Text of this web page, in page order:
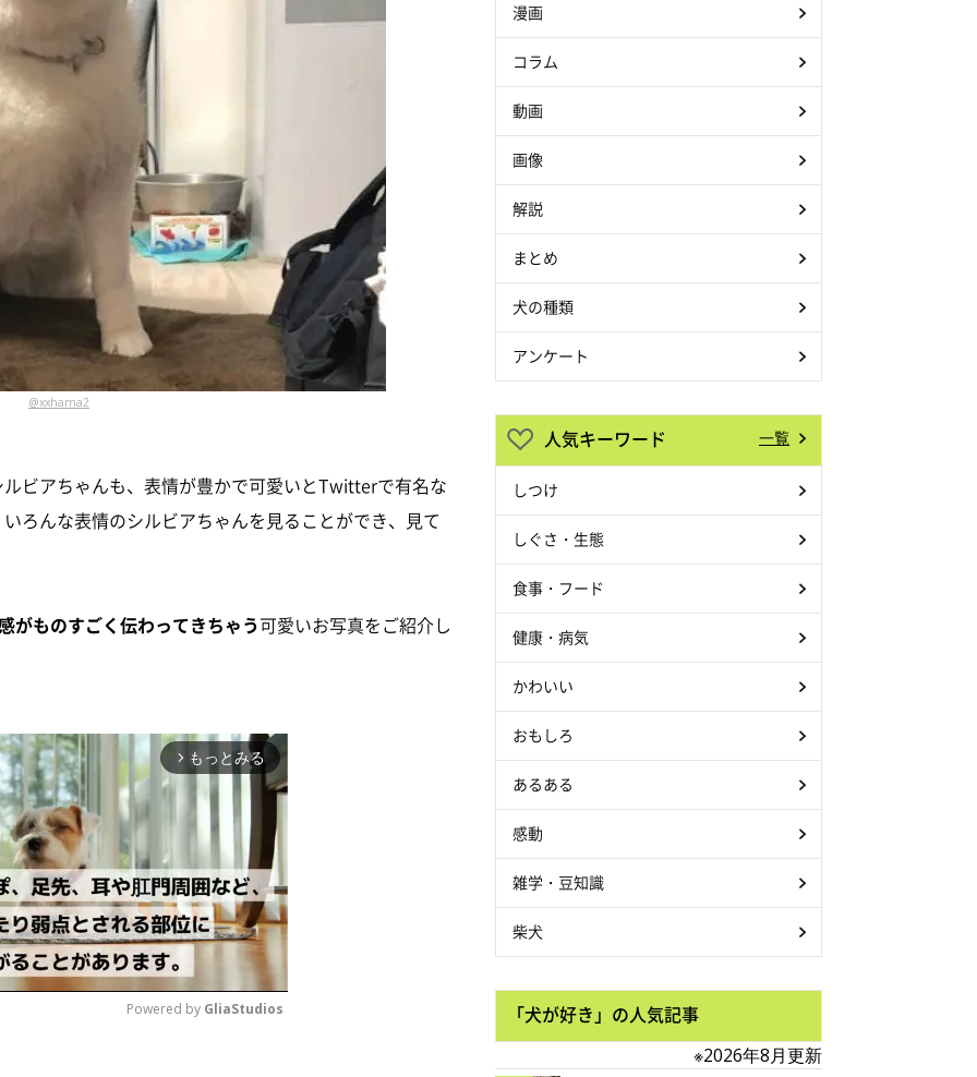
@xxhama2
ビアちゃんも、表情が豊かで可愛いとTwitterで有名な
んな表情のシルビアちゃんを見ることができ、見て
がものすごく伝わってきちゃう可愛いお写真をご紹介し
arrow_forward_ios もっとみる
Powered by GliaStudios
漫画
コラム
動画
画像
解説
まとめ
犬の種類
アンケート
人気キーワード 一覧
しつけ
しぐさ・生態
食事・フード
健康・病気
かわいい
おもしろ
あるある
感動
雑学・豆知識
柴犬
「犬が好き」の人気記事
※2026年8月更新